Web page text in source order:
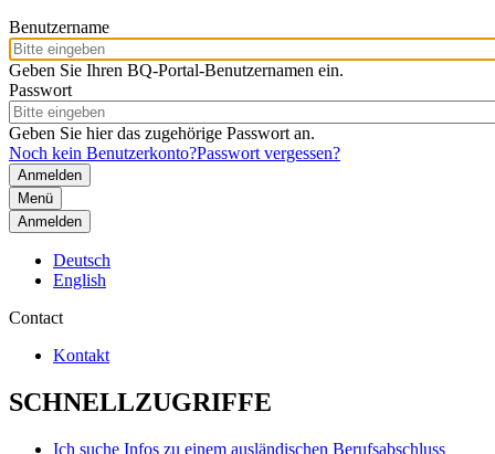
Benutzername
Geben Sie Ihren BQ-Portal-Benutzernamen ein.
Passwort
Geben Sie hier das zugehörige Passwort an.
Noch kein Benutzerkonto?Passwort vergessen?
Menü
Anmelden
Deutsch
English
Contact
Kontakt
SCHNELLZUGRIFFE
Ich suche Infos zu einem ausländischen Berufsabschluss